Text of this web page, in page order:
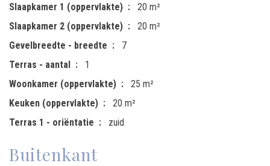
Slaapkamer 1 (oppervlakte)
20 m²
Slaapkamer 2 (oppervlakte)
20 m²
Gevelbreedte - breedte
7
Terras - aantal
1
Woonkamer (oppervlakte)
25 m²
Keuken (oppervlakte)
20 m²
Terras 1 - oriëntatie
zuid
Buitenkant